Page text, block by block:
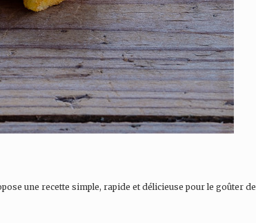
une recette simple, rapide et délicieuse pour le goûter de